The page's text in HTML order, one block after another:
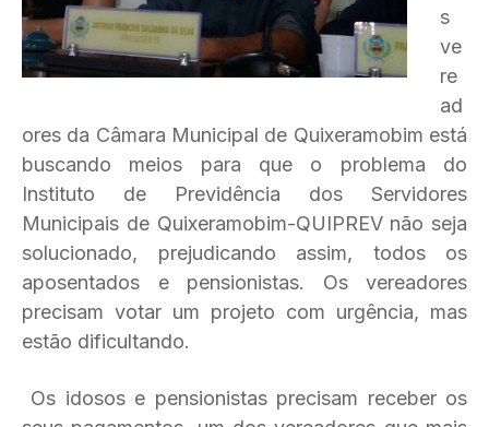
s
ve
re
ad
ores da Câmara Municipal de Quixeramobim está
buscando meios para que o problema do
Instituto de Previdência dos Servidores
Municipais de Quixeramobim-QUIPREV não seja
solucionado, prejudicando assim, todos os
aposentados e pensionistas. Os vereadores
precisam votar um projeto com urgência, mas
estão dificultando.
Os idosos e pensionistas precisam receber os